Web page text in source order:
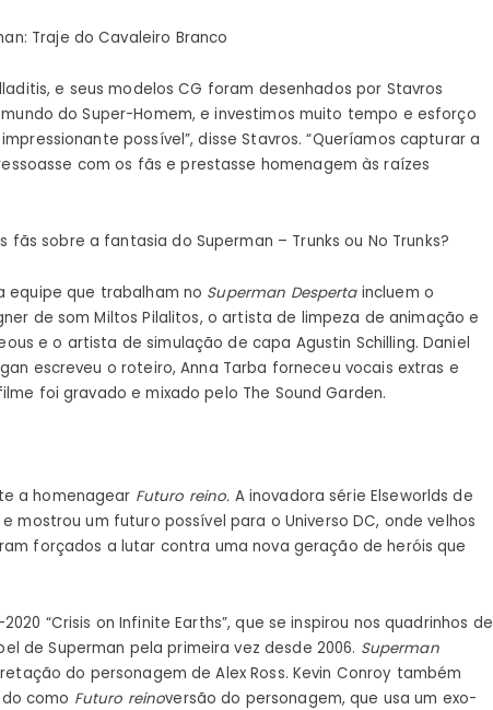
Traje do Cavaleiro Branco
e seus modelos CG foram desenhados por Stavros
do Super-Homem, e investimos muito tempo e esforço
possível”, disse Stavros. “Queríamos capturar a
com os fãs e prestasse homenagem às raízes
fãs sobre a fantasia do Superman – Trunks ou No Trunks?
equipe que trabalham no Superman Desperta incluem o
de som Miltos Pilalitos, o artista de limpeza de animação e
e o artista de simulação de capa Agustin Schilling. Daniel
escreveu o roteiro, Anna Tarba forneceu vocais extras e
foi gravado e mixado pelo The Sound Garden.
a homenagear Futuro reino. A inovadora série Elseworlds de
mostrou um futuro possível para o Universo DC, onde velhos
forçados a lutar contra uma nova geração de heróis que
“Crisis on Infinite Earths”, que se inspirou nos quadrinhos de
de Superman pela primeira vez desde 2006. Superman
do personagem de Alex Ross. Kevin Conroy também
como Futuro reinoversão do personagem, que usa um exo-